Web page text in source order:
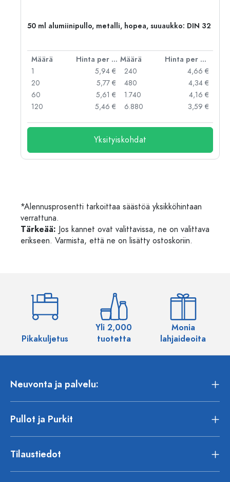
50 ml alumiinipullo, metalli, hopea, suuaukko: DIN 32
Määrä Hinta per kpl Määrä
Hinta per kpl
1
5,94 €
20
5,77 €
60
5,61 €
120
5,46 €
240
4,66 €
480
4,34 €
1.740
4,16 €
6.880
3,59 €
Yksityiskohdat
*Alennusprosentti tarkoittaa säästöä yksikköhintaan
verrattuna.
Tärkeää: Jos kannet ovat valittavissa, ne on valittava
erikseen. Varmista, että ne on lisätty ostoskoriin.
Pikakuljetus
Yli 2,000
tuotetta
Monia
lahjaideoita
Neuvonta ja palvelu:
Pullot ja Purkit
Tilaustiedot